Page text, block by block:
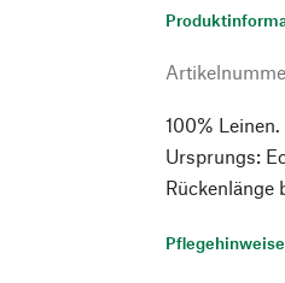
100%
Ursprungs:
Rückenlänge